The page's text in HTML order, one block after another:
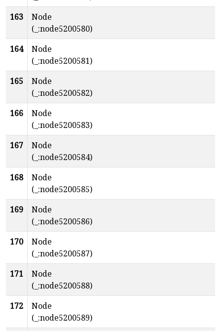
163
Node
(_:node5200580)
164
Node
(_:node5200581)
165
Node
(_:node5200582)
166
Node
(_:node5200583)
167
Node
(_:node5200584)
168
Node
(_:node5200585)
169
Node
(_:node5200586)
170
Node
(_:node5200587)
171
Node
(_:node5200588)
172
Node
(_:node5200589)